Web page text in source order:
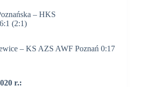
– HKS
(2:1)
– KS AZS AWF Poznań 0:17
r.: